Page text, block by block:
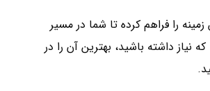
را فراهم کرده تا شما در مسیر
نیاز داشته باشید، بهترین آن را در